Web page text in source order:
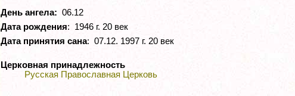
День ангела: 06.12
Дата рождения: 1946 г. 20 век
Дата принятия сана: 07.12. 1997 г. 20 век
Церковная принадлежность
Русская Православная Церковь